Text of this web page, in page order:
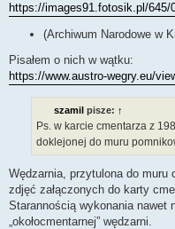
https://images91.fotosik.pl/645/
(Archiwum Narodowe w
Pisałem o nich w wątku:
https://www.austro-wegry.eu/
szamil pisze: ↑
Ps. w karcie cmentarza z
doklejonej do muru
Wędzarnia, przytulona do muru
zdjęć załączonych do karty
Starannością wykonania nawet
„okołocmentarnej” wędzarni.